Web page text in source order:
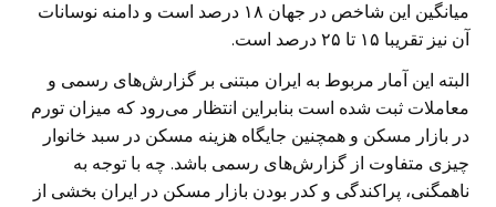
میانگین این شاخص در جهان ۱۸ درصد است و دامنه نوسانات
آن نیز تقریبا ۱۵ تا ۲۵ درصد است.
البته این آمار مربوط به ایران مبتنی بر گزارش‌های رسمی و
معاملات ثبت شده است بنابراین انتظار می‌رود که میزان تورم
در بازار مسکن و همچنین جایگاه هزینه مسکن در سبد خانوار
چیزی متفاوت از گزارش‌های رسمی باشد. چه با توجه به
ناهمگنی، پراکندگی و کدر بودن بازار مسکن در ایران بخشی از